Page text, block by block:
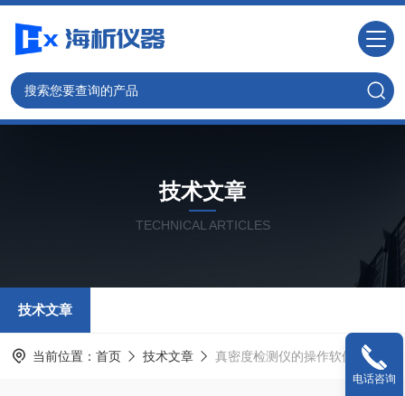
技术文章
TECHNICAL ARTICLES
技术文章
当前位置： 首页 技术文章 真密度检测仪的操作软件及测试模式简析
电话咨询